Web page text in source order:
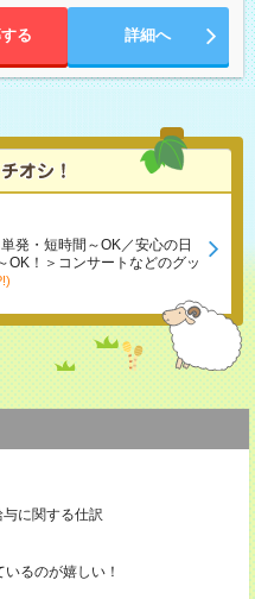
る 詳細へ
発・短時間～OK／安心の日
OK！＞コンサートなどのグッ
に関する仕訳
るのが嬉しい！